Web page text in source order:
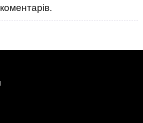
коментарів.